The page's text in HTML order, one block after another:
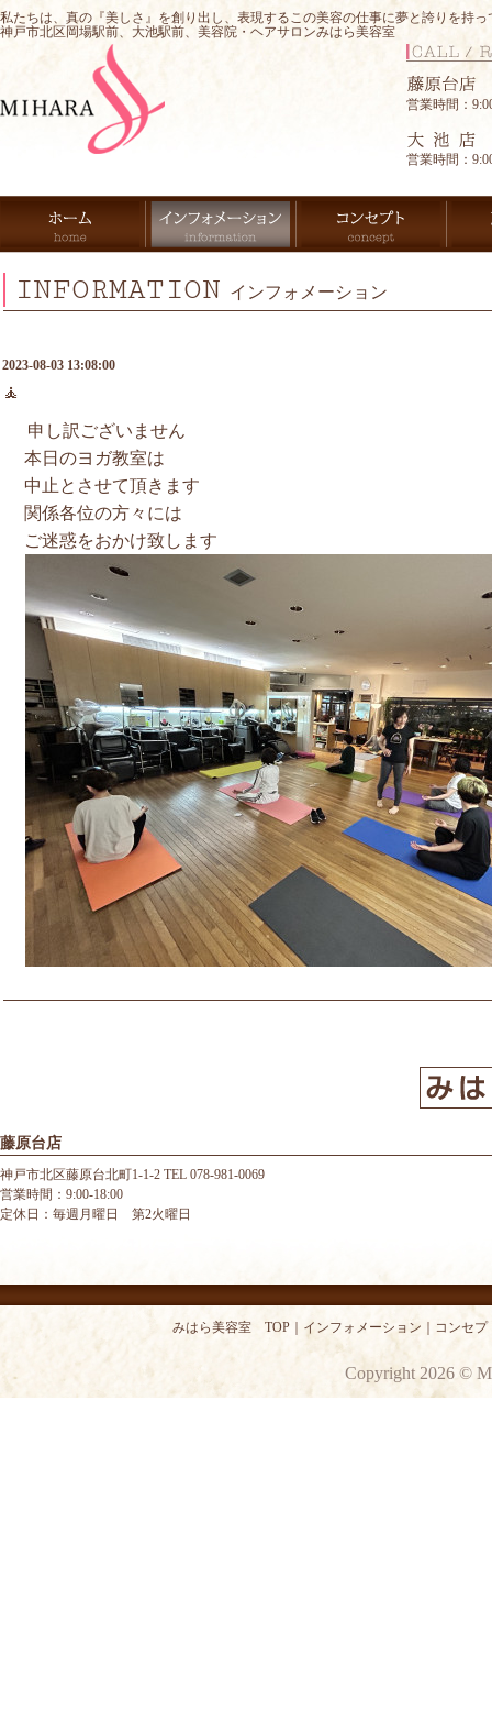
私たちは、真の『美しさ』を創り出し、表現するこの美容の仕事に夢と誇りを持
神戸市北区岡場駅前、大池駅前、美容院・ヘアサロンみはら美容室
営業時間：
営業時間：
INFORMATION インフォメーション
2023-08-03 13:08:00
🧘
申し訳ございません
本日のヨガ教室は
中止とさせて頂きます
関係各位の方々には
ご迷惑をおかけ致します
藤原台店
神戸市北区藤原台北町1-1-2 TEL 078-981-0069
営業時間：9:00-18:00
定休日：毎週月曜日 第2火曜日
みはら美容室 TOP インフォメーション コンセプ
Copyright 2026 ©